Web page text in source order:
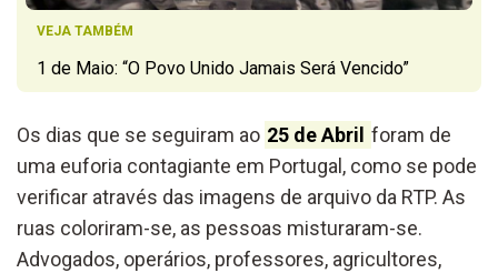
VEJA TAMBÉM
1 de Maio: “O Povo Unido Jamais Será Vencido”
Os dias que se seguiram ao 25 de Abril foram de
uma euforia contagiante em Portugal, como se pode
verificar através das imagens de arquivo da RTP. As
ruas coloriram-se, as pessoas misturaram-se.
Advogados, operários, professores, agricultores,